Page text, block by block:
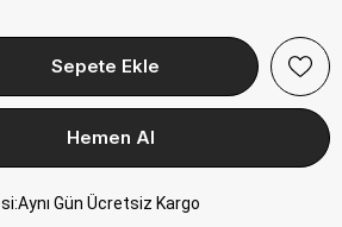
:Aynı Gün Ücretsiz Kargo